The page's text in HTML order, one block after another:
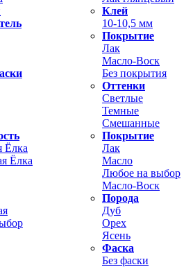
Клей
10-10,5 мм
Покрытие
Лак
Масло-Воск
Без покрытия
Оттенки
Светлые
Темные
Смешанные
Ёлка
Ёлка
Покрытие
Лак
Масло
Любое на выбор
Масло-Воск
Порода
Дуб
Орех
Ясень
Фаска
Без фаски